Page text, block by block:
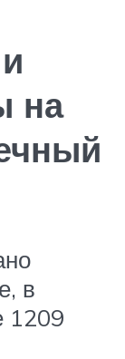
на
в
1209